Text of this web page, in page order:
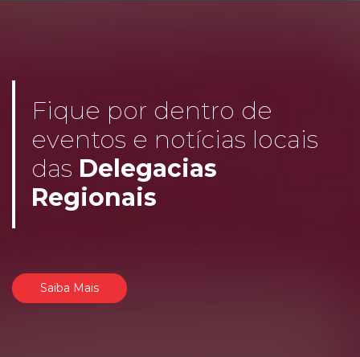
Fique por dentro de
eventos e notícias locais
das Delegacias
Regionais
Saiba Mais